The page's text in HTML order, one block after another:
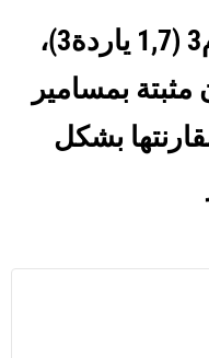
انظر كيف يقارن 1,3 م3 (1,7 ياردة3)،
مثبتة بمسامير
بشكل